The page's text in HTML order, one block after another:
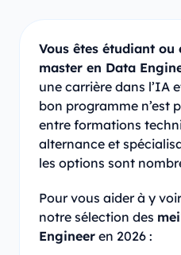
Vous êtes étudiant ou
master en Data
une carrière dans l’IA
bon programme n’est
entre formations
alternance et
les options sont
Pour vous aider à y
notre sélection des
Engineer en 2026 :